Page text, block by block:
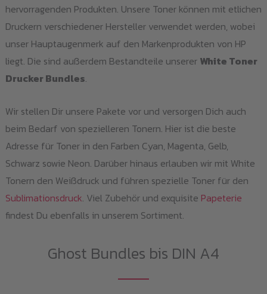
hervorragenden Produkten. Unsere Toner können mit etlichen
Druckern verschiedener Hersteller verwendet werden, wobei
unser Hauptaugenmerk auf den Markenprodukten von HP
liegt. Die sind außerdem Bestandteile unserer White Toner
Drucker Bundles.
Wir stellen Dir unsere Pakete vor und versorgen Dich auch
beim Bedarf von spezielleren Tonern. Hier ist die beste
Adresse für Toner in den Farben Cyan, Magenta, Gelb,
Schwarz sowie Neon. Darüber hinaus erlauben wir mit White
Tonern den Weißdruck und führen spezielle Toner für den
Sublimationsdruck. Viel Zubehör und exquisite Papeterie
findest Du ebenfalls in unserem Sortiment.
Ghost Bundles bis DIN A4